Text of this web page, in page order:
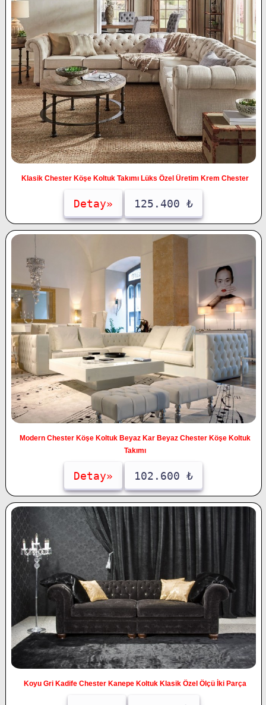
Klasik Chester Köşe Koltuk Takımı Lüks Özel Üretim Krem Chester
Detay» 125.400 ₺
Modern Chester Köşe Koltuk Beyaz Kar Beyaz Chester Köşe Koltuk
Takımı
Detay» 102.600 ₺
Koyu Gri Kadife Chester Kanepe Koltuk Klasik Özel Ölçü İki Parça